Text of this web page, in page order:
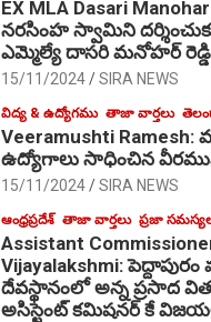
EX MLA Dasari Manohar
నరసింహ స్వామిని
ఎమ్మెల్యే దాసరి మనోహర్ రెడ్డి
15/11/2024 SIRA NEWS
విద్య & ఉద్యోగము తాజా వార్తలు
Veeramushti Ramesh:
ఉద్యోగాలు సాధించిన
15/11/2024 SIRA NEWS
ఆంధ్రప్రదేశ్ తాజా వార్తలు ప్రజా
Assistant
Vijayalakshmi:
దేవస్థానంలో అన్న ప్రసాద
అసిస్టెంట్ కమిషనర్ కే